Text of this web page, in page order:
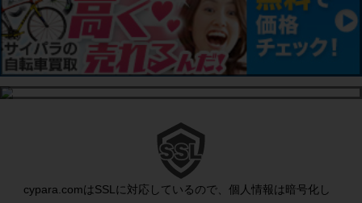
cypara.comはSSLに対応しているので、個人情報は暗号化し